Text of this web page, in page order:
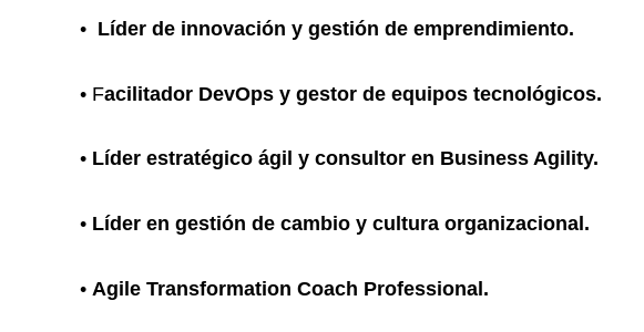
• Líder de innovación y gestión de emprendimiento.
• Facilitador DevOps y gestor de equipos tecnológicos.
• Líder estratégico ágil y consultor en Business Agility.
• Líder en gestión de cambio y cultura organizacional.
• Agile Transformation Coach Professional.